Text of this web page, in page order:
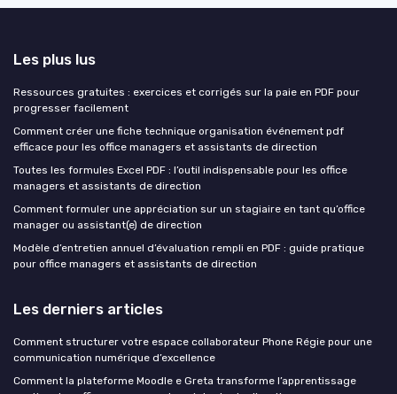
Les plus lus
Ressources gratuites : exercices et corrigés sur la paie en PDF pour
progresser facilement
Comment créer une fiche technique organisation événement pdf
efficace pour les office managers et assistants de direction
Toutes les formules Excel PDF : l’outil indispensable pour les office
managers et assistants de direction
Comment formuler une appréciation sur un stagiaire en tant qu’office
manager ou assistant(e) de direction
Modèle d’entretien annuel d’évaluation rempli en PDF : guide pratique
pour office managers et assistants de direction
Les derniers articles
Comment structurer votre espace collaborateur Phone Régie pour une
communication numérique d’excellence
Comment la plateforme Moodle e Greta transforme l’apprentissage